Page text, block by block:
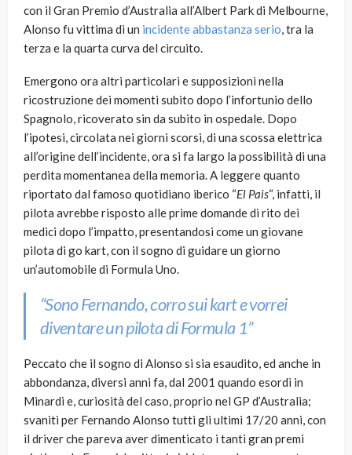
con il Gran Premio d’Australia all’Albert Park di Melbourne,
Alonso fu vittima di un incidente abbastanza serio, tra la
terza e la quarta curva del circuito.
Emergono ora altri particolari e supposizioni nella
ricostruzione dei momenti subito dopo l’infortunio dello
Spagnolo, ricoverato sin da subito in ospedale. Dopo
l’ipotesi, circolata nei giorni scorsi, di una scossa elettrica
all’origine dell’incidente, ora si fa largo la possibilità di una
perdita momentanea della memoria. A leggere quanto
riportato dal famoso quotidiano iberico “El Pais“, infatti, il
pilota avrebbe risposto alle prime domande di rito dei
medici dopo l’impatto, presentandosi come un giovane
pilota di go kart, con il sogno di guidare un giorno
un’automobile di Formula Uno.
“Sono Fernando, corro sui kart e vorrei
diventare un pilota di Formula 1”
Peccato che il sogno di Alonso si sia esaudito, ed anche in
abbondanza, diversi anni fa, dal 2001 quando esordì in
Minardi e, curiosità del caso, proprio nel GP d’Australia;
svaniti per Fernando Alonso tutti gli ultimi 17/20 anni, con
il driver che pareva aver dimenticato i tanti gran premi